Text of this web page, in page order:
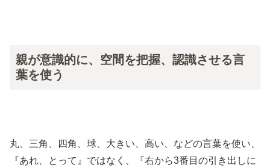
親が意識的に、空間を把握、認識させる言
葉を使う
丸、三角、四角、球、大きい、高い、などの言葉を使い、
『あれ、とって』ではなく、『右から3番目の引き出しに